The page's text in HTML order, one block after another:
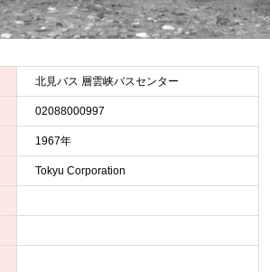
北見バス 層雲峡バスセンター
02088000997
1967年
Tokyu Corporation